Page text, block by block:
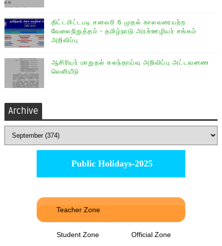
திட்டமிட்டபடி சனவரி 6 முதல் காலவரையற்ற
வேலைநிறுத்தம் - தமிழ்நாடு அரசு்ஊழியர் சங்கம்
அறிவிப்பு
ஆசிரியர் மாறுதல் கலந்தாய்வு அறிவிப்பு அட்டவனண
வெளியீடு
Archive
Public Holidays-2025
Teacher Zone
Student Zone Official Zone